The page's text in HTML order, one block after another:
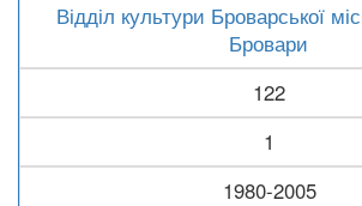
Відділ культури Броварської
Бровари
122
1
1980-2005